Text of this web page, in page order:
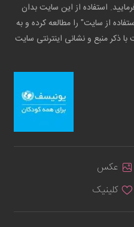
استفاده از این سایت بدان
از سایت" را مطالعه کرده و به
ذکر منبع و نشانی اینترنتی سایت
عکس
کلینیک